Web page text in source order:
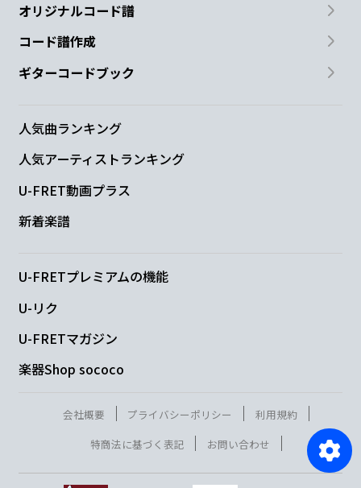
オリジナルコード譜
コード譜作成
ギターコードブック
人気曲ランキング
人気アーティストランキング
U-FRET動画プラス
新着楽譜
U-FRETプレミアムの機能
U-リク
U-FRETマガジン
楽器Shop sococo
会社概要 プライバシーポリシー
利用規約
特商法に基づく表記
お問い合わせ